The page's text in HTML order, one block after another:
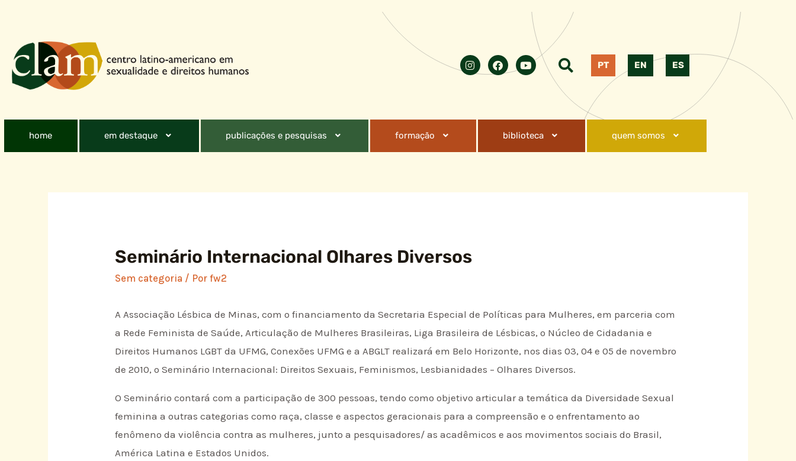
PT EN ES
home em destaque publicações e pesquisas formação biblioteca quem somos
Seminário Internacional Olhares Diversos
Sem categoria / Porfw2
A Associação Lésbica de Minas, com o financiamento da Secretaria Especial de Políticas para Mulheres, em parceria com
a Rede Feminista de Saúde, Articulação de Mulheres Brasileiras, Liga Brasileira de Lésbicas, o Núcleo de Cidadania e
Direitos Humanos LGBT da UFMG, Conexões UFMG e a ABGLT realizará em Belo Horizonte, nos dias 03, 04 e 05 de novembro
de 2010, o Seminário Internacional: Direitos Sexuais, Feminismos, Lesbianidades – Olhares Diversos.
O Seminário contará com a participação de 300 pessoas, tendo como objetivo articular a temática da Diversidade Sexual
feminina a outras categorias como raça, classe e aspectos geracionais para a compreensão e o enfrentamento ao
fenômeno da violência contra as mulheres, junto a pesquisadores/ as acadêmicos e aos movimentos sociais do Brasil,
América Latina e Estados Unidos.